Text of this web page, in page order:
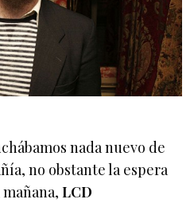
nada nuevo de
no obstante la espera
mañana,LCD